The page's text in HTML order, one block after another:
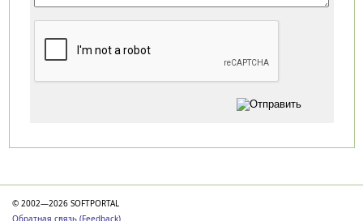
© 2002—2026 SOFTPORTAL
Обратная связь (Feedback)